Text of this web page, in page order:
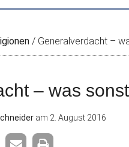
/ Generalverdacht –
– was
am 2. August 2016